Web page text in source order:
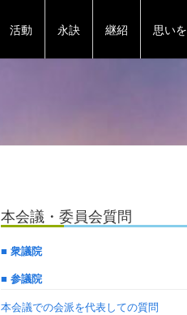
活動 永訣 継紹 思いを
本会議・委員会質問
■ 衆議院
■ 参議院
本会議での会派を代表しての質問